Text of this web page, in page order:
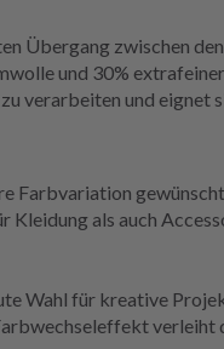
Übergang zwischen
und 30%
verarbeiten und eignet
Farbvariation
Kleidung als auch
Wahl für kreative
verleiht